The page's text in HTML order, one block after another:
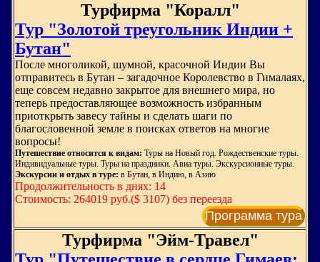
Турфирма "Коралл"
Тур "Золотой треугольник Индии +
Бутан"
После многоликой, шумной, красочной Индии Вы
отправитесь в Бутан – загадочное Королевство в Гималаях,
еще совсем недавно закрытое для внешнего мира, но
теперь предоставляющее возможность избранным
приоткрыть завесу тайны и сделать шаги по
благословенной земле в поисках ответов на многие
вопросы!
Путешествие относится к видам: Туры на Новый год. Рождественские туры.
Индивидуальные туры. Туры на праздники. Авиа туры. Экскурсионные туры.
Экскурсии и отдых в туре: в Бутан, в Индию, в Азию
Продолжительность в днях: 14
Стоимость: 264019 руб.($ 3107) без переезда
Программа тура
Турфирма "Эйм-Травел"